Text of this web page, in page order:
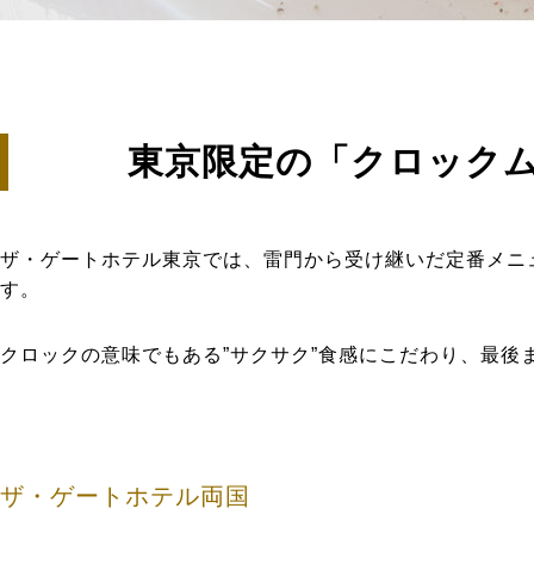
東京限定の「クロック
ザ・ゲートホテル東京では、雷門から受け継いだ定番メ
す。
クロックの意味でもある”サクサク”食感にこだわり、最
ザ・ゲートホテル両国